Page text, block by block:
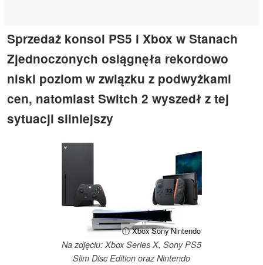
Sprzedaż konsol PS5 i Xbox w Stanach
Zjednoczonych osiągnęła rekordowo
niski poziom w związku z podwyżkami
cen, natomiast Switch 2 wyszedł z tej
sytuacji silniejszy
ⓘ Xbox Sony Nintendo
Na zdjęciu: Xbox Series X, Sony PS5
Slim Disc Edition oraz Nintendo